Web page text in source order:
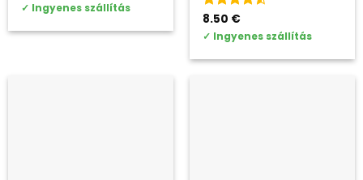
✓ Ingyenes szállítás
Kategória
4.5
ből
8.50 €
✓ Ingyenes szállítás